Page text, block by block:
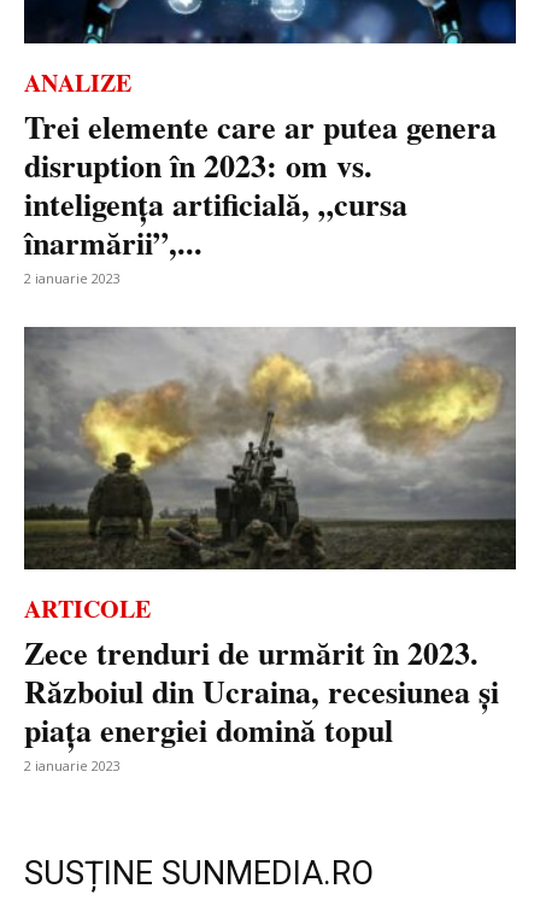
ANALIZE
Trei elemente care ar putea genera
disruption în 2023: om vs.
inteligența artificială, „cursa
înarmării”,...
2 ianuarie 2023
ARTICOLE
Zece trenduri de urmărit în 2023.
Războiul din Ucraina, recesiunea și
piața energiei domină topul
2 ianuarie 2023
SUSȚINE SUNMEDIA.RO